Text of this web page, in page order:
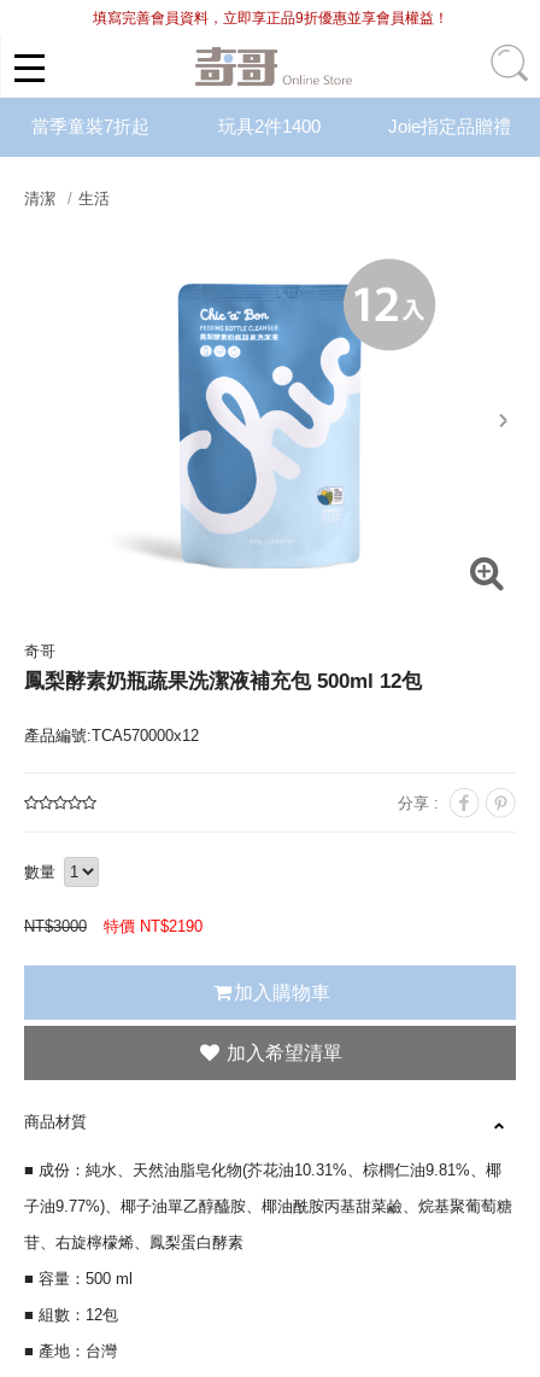
填寫完善會員資料，立即享正品9折優惠並享會員權益！
當季童裝7折起 玩具2件1400 Joie指定品贈禮
清潔 生活
next
奇哥
鳳梨酵素奶瓶蔬果洗潔液補充包 500ml 12包
產品編號:TCA570000x12
分享 :
數量
NT$3000 特價 NT$2190
加入購物車
商品材質
■ 成份：純水、天然油脂皂化物(芥花油10.31%、棕櫚仁油9.81%、椰
子油9.77%)、椰子油單乙醇醯胺、椰油酰胺丙基甜菜鹼、烷基聚葡萄糖
苷、右旋檸檬烯、鳳梨蛋白酵素
■ 容量：500 ml
■ 組數：12包
■ 產地：台灣